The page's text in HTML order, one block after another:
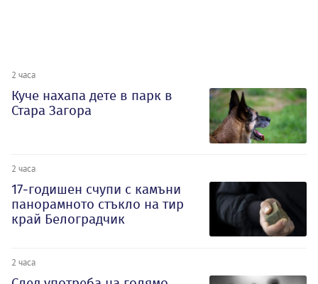
2 часа
Куче нахапа дете в парк в
Стара Загора
2 часа
17-годишен счупи с камъни
панорамното стъкло на тир
край Белоградчик
2 часа